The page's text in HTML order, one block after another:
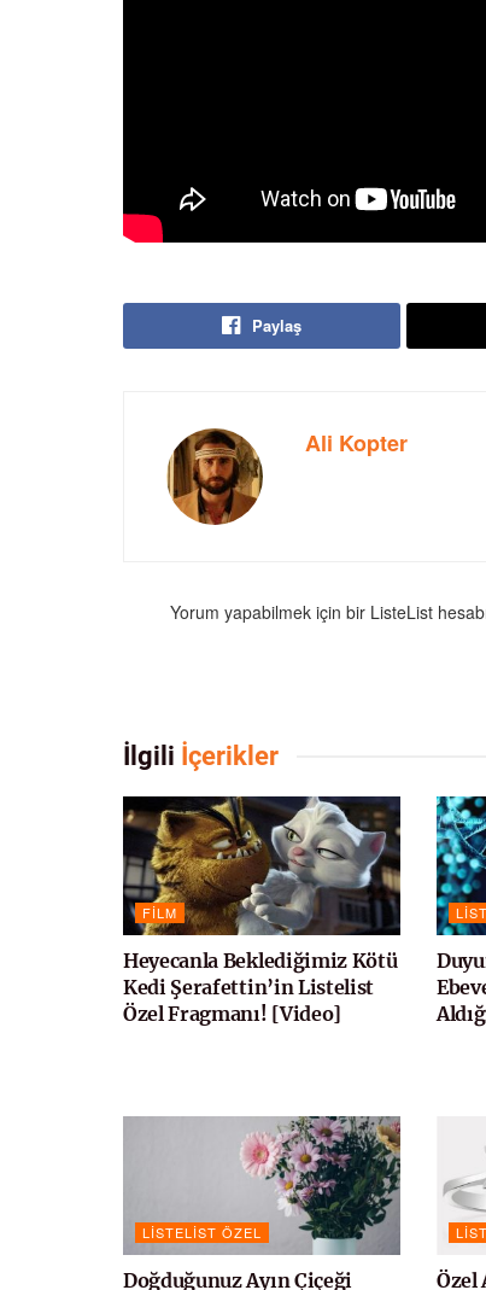
Paylaş
Ali Kopter
Yorum yapabilmek için bir ListeList
İlgili İçerikler
FILM
Heyecanla Beklediğimiz Kötü
Kedi Şerafettin’in Listelist
Özel Fragmanı! [Video]
LISTELIST ÖZEL
Doğduğunuz Ayın Çiçeği Özel